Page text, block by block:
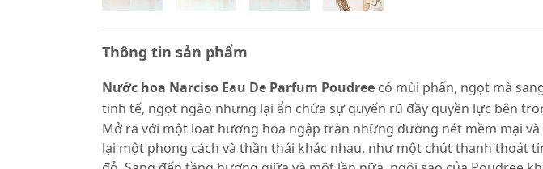
Thông tin sản phẩm
Nước hoa Narciso Eau De Parfum Poudree có mùi phấn, ngọt mà
tinh tế, ngọt ngào nhưng lại ẩn chứa sự quyến rũ đầy quyền lực bên
Mở ra với một loạt hương hoa ngập tràn những đường nét mềm mại
lại một phong cách và thần thái khác nhau, như một chút thanh thoát